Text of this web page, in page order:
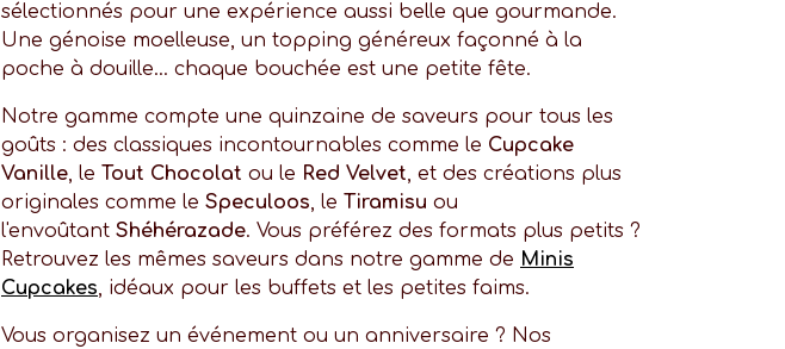
sélectionnés pour une expérience aussi belle que gourmande.
Une génoise moelleuse, un topping généreux façonné à la
poche à douille… chaque bouchée est une petite fête.
Notre gamme compte une quinzaine de saveurs pour tous les
goûts : des classiques incontournables comme le Cupcake
Vanille, le Tout Chocolat ou le Red Velvet, et des créations plus
originales comme le Speculoos, le Tiramisu ou
l'envoûtant Shéhérazade. Vous préférez des formats plus petits ?
Retrouvez les mêmes saveurs dans notre gamme de Minis
Cupcakes, idéaux pour les buffets et les petites faims.
Vous organisez un événement ou un anniversaire ? Nos